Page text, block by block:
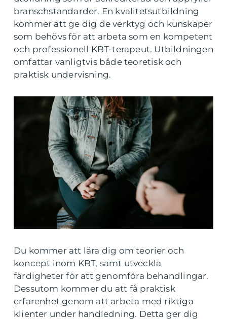
branschstandarder. En kvalitetsutbildning
kommer att ge dig de verktyg och kunskaper
som behövs för att arbeta som en kompetent
och professionell KBT-terapeut. Utbildningen
omfattar vanligtvis både teoretisk och
praktisk undervisning.
Du kommer att lära dig om teorier och
koncept inom KBT, samt utveckla
färdigheter för att genomföra behandlingar.
Dessutom kommer du att få praktisk
erfarenhet genom att arbeta med riktiga
klienter under handledning. Detta ger dig